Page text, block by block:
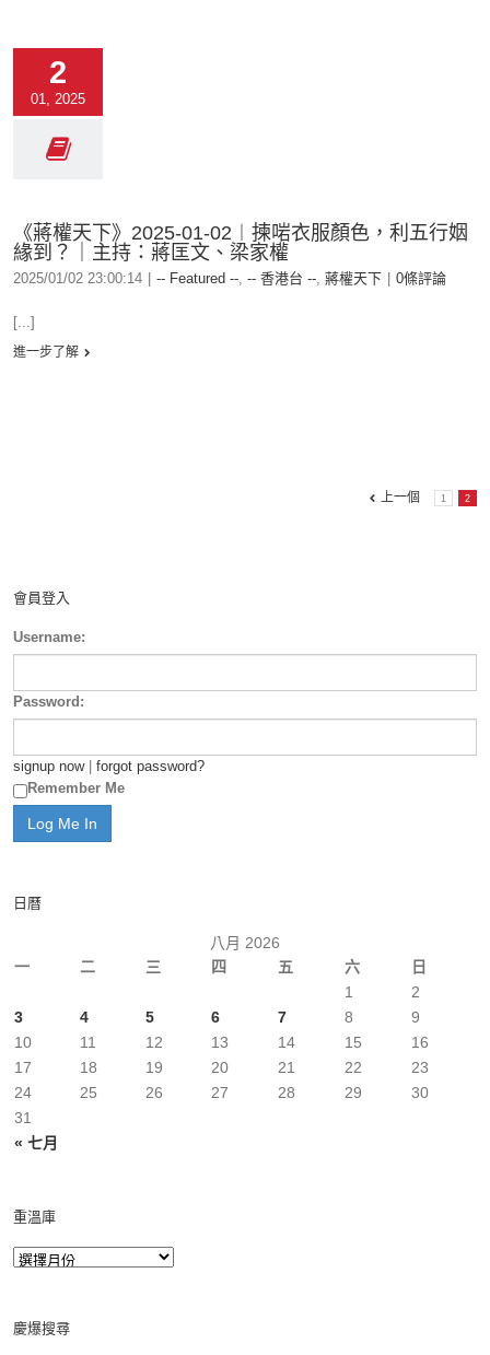
2
01, 2025
《蔣權天下》2025-01-02︱揀啱衣服顏色，利五行姻
緣到？｜主持：蔣匡文、梁家權
2025/01/02 23:00:14 -- Featured --, -- 香港台 --, 蔣權天下 0條評論
[...]
進一步了解
上一個 1 2
會員登入
Username:
Password:
signup now| forgot password?
Remember Me
日曆
八月 2026
一
二 三 四 五 六 日
« 七月
1
2
3
4 5 6 7 8
9
10
11 12 13 14 15
16
17
18 19 20 21 22
23
24
25 26 27 28 29
30
31
重溫庫
慶爆搜尋